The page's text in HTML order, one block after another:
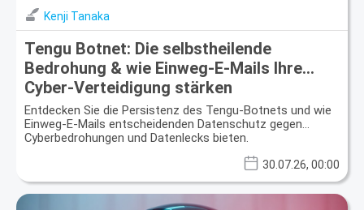
Kenji Tanaka
Tengu Botnet: Die selbstheilende
Bedrohung & wie Einweg-E-Mails Ihre
Cyber-Verteidigung stärken
Entdecken Sie die Persistenz des Tengu-Botnets und wie
Einweg-E-Mails entscheidenden Datenschutz gegen
Cyberbedrohungen und Datenlecks bieten.
30.07.26, 00:00